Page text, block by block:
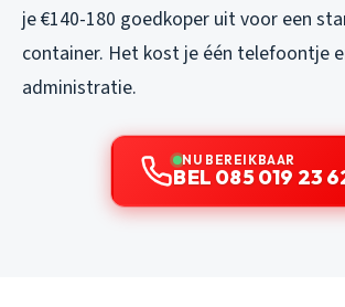
je €140-180 goedkoper uit voor een
container. Het kost je één telefoontje
administratie.
NU BEREIKBAAR
BEL 085 019 23